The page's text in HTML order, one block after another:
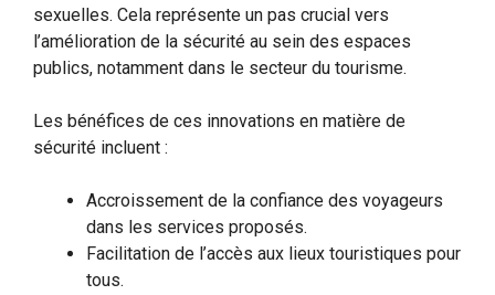
sexuelles. Cela représente un pas crucial vers
l’amélioration de la sécurité au sein des espaces
publics, notamment dans le secteur du tourisme.
Les bénéfices de ces innovations en matière de
sécurité incluent :
Accroissement de la confiance des voyageurs
dans les services proposés.
Facilitation de l’accès aux lieux touristiques pour
tous.